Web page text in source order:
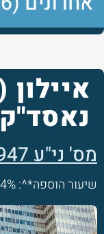
נאסד"ק 100 פי 3
מס' ני"ע 5128947
שיעור הוספה*^: 0.4% | דמי ניהול^: 1.85%